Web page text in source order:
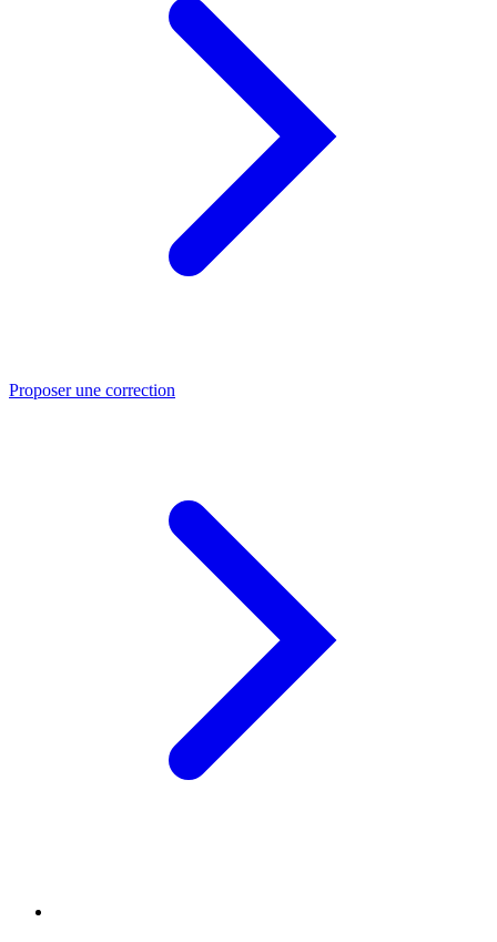
Proposer une correction